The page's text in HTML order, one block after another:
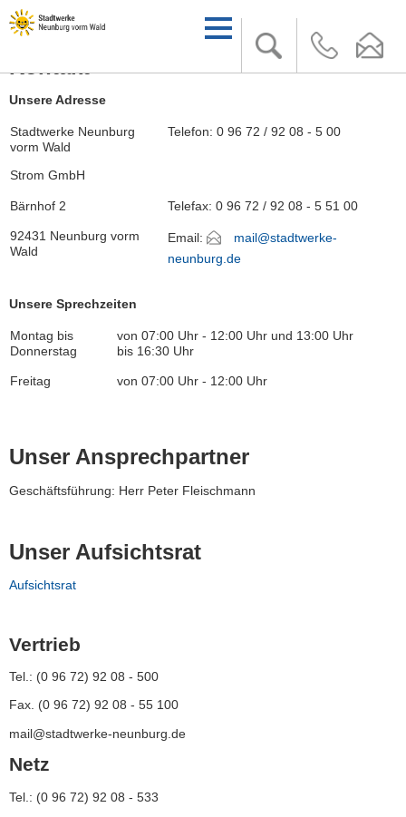
Kontakt
Unsere Adresse
Stadtwerke Neunburg
vorm Wald
Strom GmbH
Telefon: 0 96 72 / 92 08 - 5 00
Bärnhof 2 Telefax: 0 96 72 / 92 08 - 5 51 00
92431 Neunburg vorm
Wald
Email:
mail@stadtwerke-
neunburg.de
Unsere Sprechzeiten
Montag bis
Donnerstag
von 07:00 Uhr - 12:00 Uhr und 13:00 Uhr
bis 16:30 Uhr
Freitag von 07:00 Uhr - 12:00 Uhr
Unser Ansprechpartner
Geschäftsführung: Herr Peter Fleischmann
Unser Aufsichtsrat
Aufsichtsrat
Vertrieb
Tel.: (0 96 72) 92 08 - 500
Fax. (0 96 72) 92 08 - 55 100
mail@stadtwerke-neunburg.de
Netz
Tel.: (0 96 72) 92 08 - 533